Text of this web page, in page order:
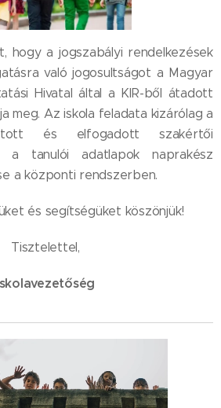
hogy a jogszabályi rendelkezések
való jogosultságot a Magyar
Hivatal által a KIR-ből átadott
meg. Az iskola feladata kizárólag a
és elfogadott szakértői
a tanulói adatlapok naprakész
a központi rendszerben.
és segítségüket köszönjük!
Tisztelettel,